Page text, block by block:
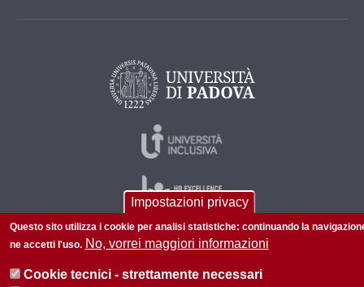
Impostazioni privacy
Questo sito utilizza i cookie per analisi statistiche: continuando la
ne accetti l'uso. No, vorrei maggiori informazioni
Cookie tecnici - strettamente necessari